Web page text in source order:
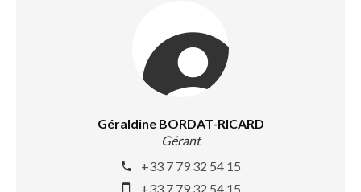
Géraldine BORDAT-RICARD
Gérant
+33 7 79 32 54 15
+33 7 79 32 54 15